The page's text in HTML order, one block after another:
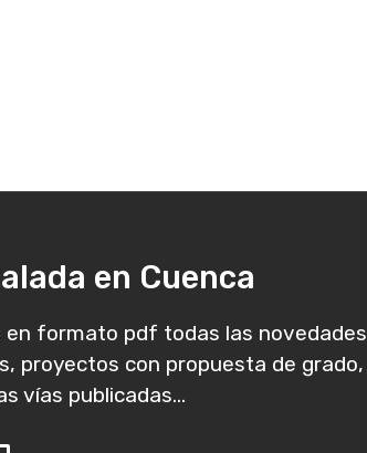
en Cuenca
formato pdf todas las
proyectos con propuesta de grado,
vías publicadas...